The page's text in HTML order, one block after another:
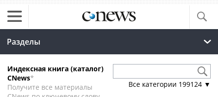
Разделы
Индексная книга (каталог)
CNews*
Получите все материалы
Все категории 199124 ▼